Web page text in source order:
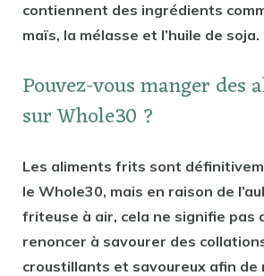
contiennent des ingrédients
maïs, la mélasse et l’huile de soja.
Pouvez-vous manger des
sur Whole30 ?
Les aliments frits sont
le Whole30, mais en raison de
friteuse à air, cela ne signifie pas
renoncer à savourer des
croustillants et savoureux afin de